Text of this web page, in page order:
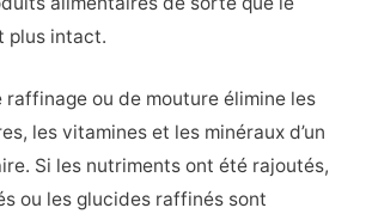
plus intact.
raffinage ou de mouture élimine les
les vitamines et les minéraux d’un
Si les nutriments ont été rajoutés,
ou les glucides raffinés sont